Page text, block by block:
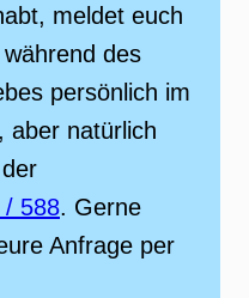
meldet euch
des
persönlich im
aber natürlich
/ 588. Gerne
Anfrage per